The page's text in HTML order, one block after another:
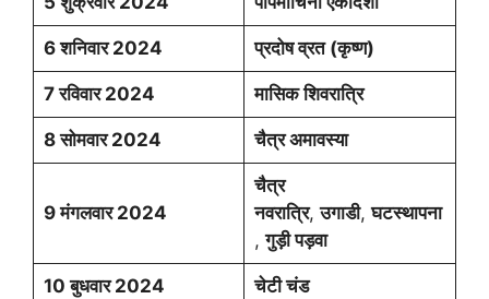
6 शनिवार 2024 प्रदोष व्रत (कृष्ण)
7 रविवार 2024 मासिक शिवरात्रि
8 सोमवार 2024 चैत्र अमावस्या
9 मंगलवार 2024
चैत्र
नवरात्रि,उगाडी,घटस्थापना
,गुड़ी पड़वा
10 बुधवार 2024 चेटी चंड